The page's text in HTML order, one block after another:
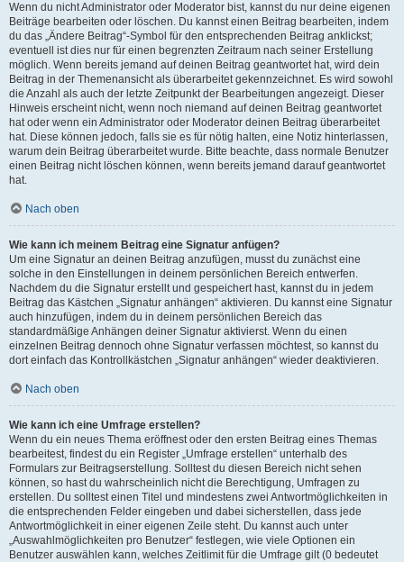
Wenn du nicht Administrator oder Moderator bist, kannst du nur deine eigenen
Beiträge bearbeiten oder löschen. Du kannst einen Beitrag bearbeiten, indem
du das „Ändere Beitrag“-Symbol für den entsprechenden Beitrag anklickst;
eventuell ist dies nur für einen begrenzten Zeitraum nach seiner Erstellung
möglich. Wenn bereits jemand auf deinen Beitrag geantwortet hat, wird dein
Beitrag in der Themenansicht als überarbeitet gekennzeichnet. Es wird sowohl
die Anzahl als auch der letzte Zeitpunkt der Bearbeitungen angezeigt. Dieser
Hinweis erscheint nicht, wenn noch niemand auf deinen Beitrag geantwortet
hat oder wenn ein Administrator oder Moderator deinen Beitrag überarbeitet
hat. Diese können jedoch, falls sie es für nötig halten, eine Notiz hinterlassen,
warum dein Beitrag überarbeitet wurde. Bitte beachte, dass normale Benutzer
einen Beitrag nicht löschen können, wenn bereits jemand darauf geantwortet
hat.
Nach oben
Wie kann ich meinem Beitrag eine Signatur anfügen?
Um eine Signatur an deinen Beitrag anzufügen, musst du zunächst eine
solche in den Einstellungen in deinem persönlichen Bereich entwerfen.
Nachdem du die Signatur erstellt und gespeichert hast, kannst du in jedem
Beitrag das Kästchen „Signatur anhängen“ aktivieren. Du kannst eine Signatur
auch hinzufügen, indem du in deinem persönlichen Bereich das
standardmäßige Anhängen deiner Signatur aktivierst. Wenn du einen
einzelnen Beitrag dennoch ohne Signatur verfassen möchtest, so kannst du
dort einfach das Kontrollkästchen „Signatur anhängen“ wieder deaktivieren.
Nach oben
Wie kann ich eine Umfrage erstellen?
Wenn du ein neues Thema eröffnest oder den ersten Beitrag eines Themas
bearbeitest, findest du ein Register „Umfrage erstellen“ unterhalb des
Formulars zur Beitragserstellung. Solltest du diesen Bereich nicht sehen
können, so hast du wahrscheinlich nicht die Berechtigung, Umfragen zu
erstellen. Du solltest einen Titel und mindestens zwei Antwortmöglichkeiten in
die entsprechenden Felder eingeben und dabei sicherstellen, dass jede
Antwortmöglichkeit in einer eigenen Zeile steht. Du kannst auch unter
„Auswahlmöglichkeiten pro Benutzer“ festlegen, wie viele Optionen ein
Benutzer auswählen kann, welches Zeitlimit für die Umfrage gilt (0 bedeutet